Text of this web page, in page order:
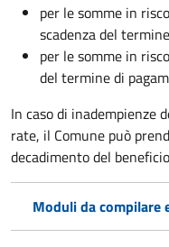
per le somme in
scadenza del
per le somme in
del termine di
In caso di inadempienze
rate, il Comune può
decadimentodel
Moduli da compilare